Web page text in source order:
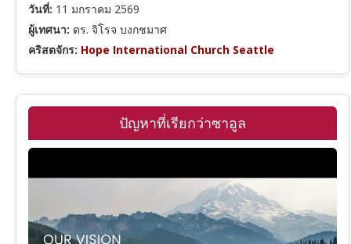
ฮาบากุก
พระคัมภีร์ภาคพันธสัญญาใหม่
รวมพระคัมภีร์ภาคพันธสัญญาใหม่
มัทธิว
มาระโก
หมวดหมู่คำเทศนา 8
รวมหมวดหมู่คำเทศนาทั้งหมด
พระคุณและความรอด
ชุดคำเทศนา (Series)
รวมผู้เทศนา
วันที่: 11 มกราคม 2569
ผู้เทศนา: ดร. จิโรจ บงกชมาศ
คริสตจักร: Hope International Church Seattle
ปัญหาที่เรียกว่าซาอูล